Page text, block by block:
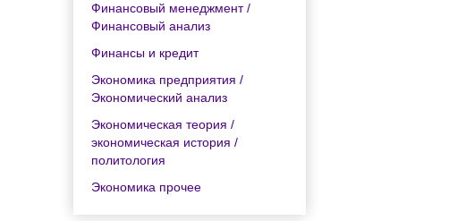
Финансовый менеджмент /
Финансовый анализ
Финансы и кредит
Экономика предприятия /
Экономический анализ
Экономическая теория /
экономическая история /
политология
Экономика прочее